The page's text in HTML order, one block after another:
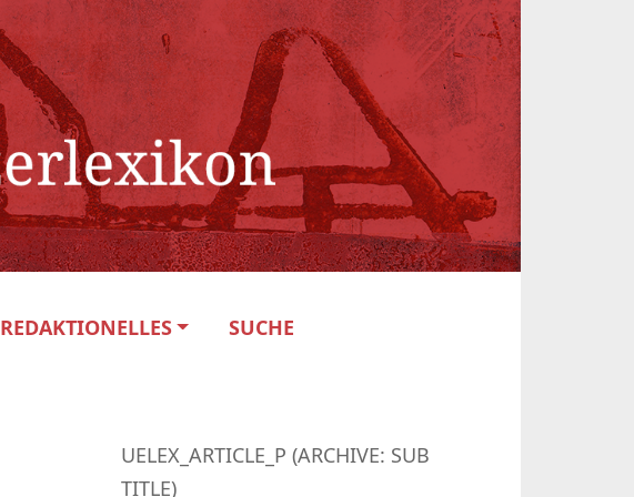
REDAKTIONELLES SUCHE
UELEX_ARTICLE_P (ARCHIVE: SUB
TITLE)